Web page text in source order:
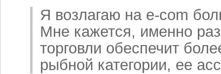
Я возлагаю на e-com
Мне кажется, именно
торговли обеспечит
рыбной категории, ее